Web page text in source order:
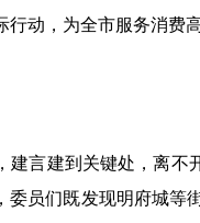
行动，为全市服务消费
建言建到关键处，离不
委员们既发现明府城等